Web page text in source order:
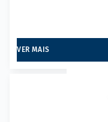
VER MAIS